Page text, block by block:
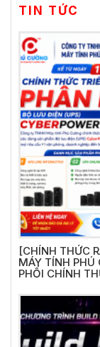
TIN TỨC
[CHÍNH THỨC
MÁY TÍNH PHÚ
PHỐI CHÍNH